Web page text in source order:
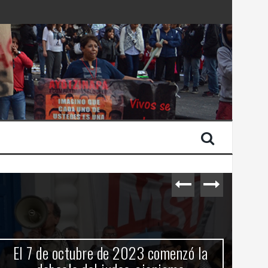
de Israel
El 7 de octubre de 2023 comenzó la